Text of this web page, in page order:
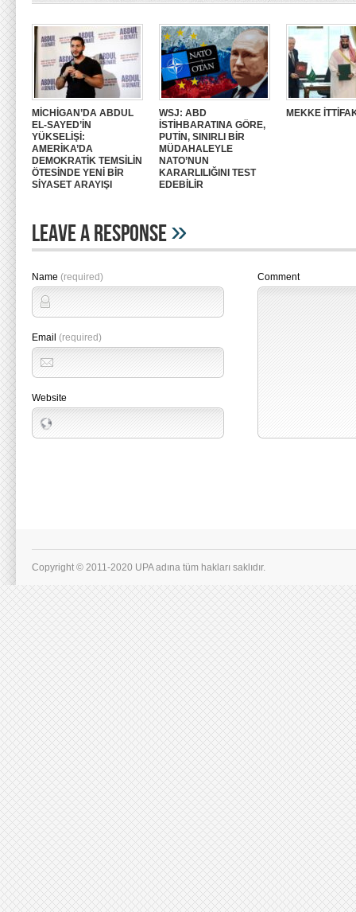
MİCHİGAN’DA ABDUL
EL-SAYED’İN
YÜKSELİŞİ:
AMERİKA’DA
DEMOKRATİK TEMSİLİN
ÖTESİNDE YENİ BİR
SİYASET ARAYIŞI
WSJ: ABD
İSTİHBARATINA GÖRE,
PUTİN, SINIRLI BİR
MÜDAHALEYLE
NATO’NUN
KARARLILIĞINI TEST
EDEBİLİR
MEKKE
Leave A Response»
Name (required)
Email (required)
Website
Comment
Copyright © 2011-2020 UPA adına tüm hakları saklıdır.